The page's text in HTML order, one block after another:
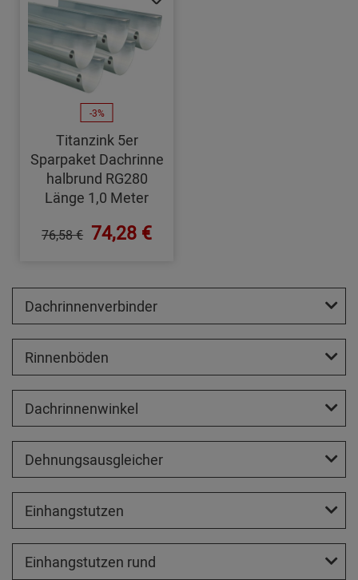
-3%
Titanzink 5er
Sparpaket Dachrinne
halbrund RG280
Länge 1,0 Meter
76,58 € 74,28 €
Dachrinnenverbinder
Rinnenböden
Dachrinnenwinkel
Dehnungsausgleicher
Einhangstutzen
Einhangstutzen rund